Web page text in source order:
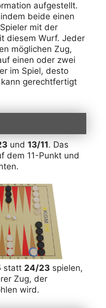
aufgestellt.
beide einen
mit der
diesem Wurf. Jeder
möglichen Zug,
einen oder zwei
im Spiel, desto
gerechtfertigt
und 13/11. Das
dem 11-Punkt und
statt 24/23 spielen,
Zug, der
wird.